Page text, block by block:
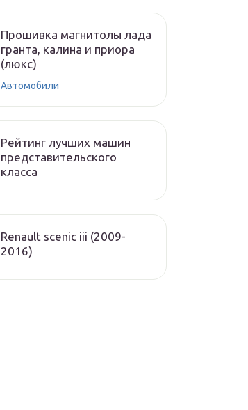
Прошивка магнитолы лада
гранта, калина и приора
(люкс)
Автомобили
Рейтинг лучших машин
представительского
класса
Renault scenic iii (2009-
2016)